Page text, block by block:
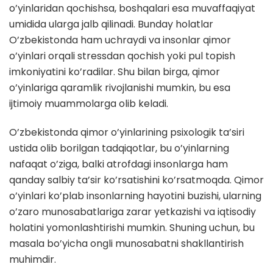
o’yinlaridan qochishsa, boshqalari esa muvaffaqiyat
umidida ularga jalb qilinadi. Bunday holatlar
O’zbekistonda ham uchraydi va insonlar qimor
o’yinlari orqali stressdan qochish yoki pul topish
imkoniyatini ko’radilar. Shu bilan birga, qimor
o’yinlariga qaramlik rivojlanishi mumkin, bu esa
ijtimoiy muammolarga olib keladi.
O’zbekistonda qimor o’yinlarining psixologik ta’siri
ustida olib borilgan tadqiqotlar, bu o’yinlarning
nafaqat o’ziga, balki atrofdagi insonlarga ham
qanday salbiy ta’sir ko’rsatishini ko’rsatmoqda. Qimor
o’yinlari ko’plab insonlarning hayotini buzishi, ularning
o’zaro munosabatlariga zarar yetkazishi va iqtisodiy
holatini yomonlashtirishi mumkin. Shuning uchun, bu
masala bo’yicha ongli munosabatni shakllantirish
muhimdir.